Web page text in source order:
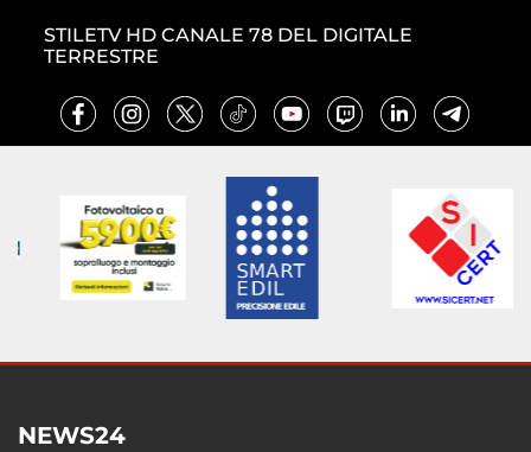
STILETV HD CANALE 78 DEL DIGITALE
TERRESTRE
NEWS24